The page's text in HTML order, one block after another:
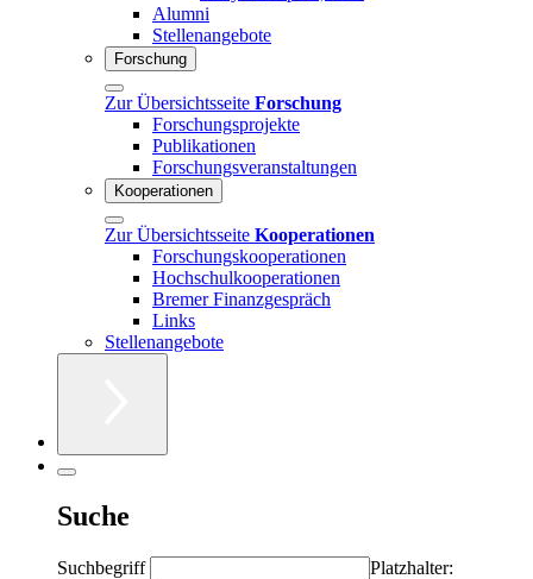
Alumni
Stellenangebote
Forschung
Zur Übersichtsseite Forschung
Forschungsprojekte
Publikationen
Forschungsveranstaltungen
Kooperationen
Zur Übersichtsseite Kooperationen
Forschungskooperationen
Hochschulkooperationen
Bremer Finanzgespräch
Links
Stellenangebote
Suche
Suchbegriff
Platzhalter: